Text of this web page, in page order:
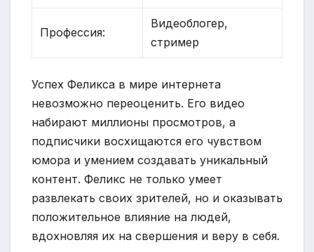
Профессия:
Видеоблогер,
стример
Успех Феликса в мире интернета
невозможно переоценить. Его видео
набирают миллионы просмотров, а
подписчики восхищаются его чувством
юмора и умением создавать уникальный
контент. Феликс не только умеет
развлекать своих зрителей, но и оказывать
положительное влияние на людей,
вдохновляя их на свершения и веру в себя.